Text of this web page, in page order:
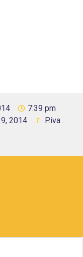
7:39 pm
2014 P.iva .